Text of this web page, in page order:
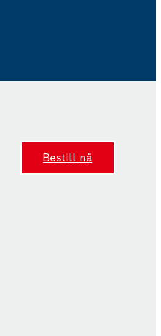
Bestill nå